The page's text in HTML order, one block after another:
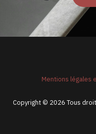
Mentions légales
Copyright © 2026 Tous